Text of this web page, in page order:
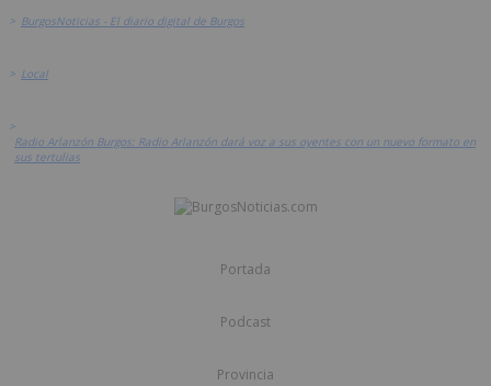
> BurgosNoticias - El diario digital de Burgos
> Local
>
Radio Arlanzón Burgos: Radio Arlanzón dará voz a sus oyentes con un nuevo formato en
sus tertulias
Portada
Podcast
Provincia